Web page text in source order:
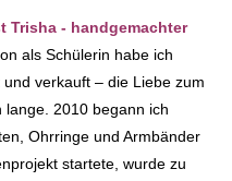
Trisha - handgemachter
als Schülerin habe ich
verkauft – die Liebe zum
lange. 2010 begann ich
Ohrringe und Armbänder
startete, wurde zu